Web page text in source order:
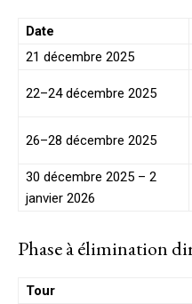
Date
21 décembre 2025
22–24 décembre 2025
26–28 décembre 2025
30 décembre 2025 – 2
janvier 2026
Phase à élimination
Tour